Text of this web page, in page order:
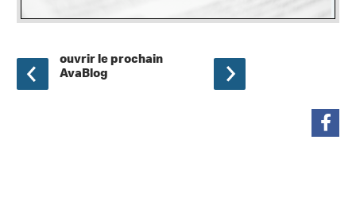
ouvrir le prochain
AvaBlog